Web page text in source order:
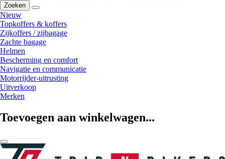
Zoeken
Nieuw
Topkoffers & koffers
Zijkoffers / zijbagage
Zachte bagage
Helmen
Bescherming en comfort
Navigatie en communicatie
Motorrijder-uitrusting
Uitverkoop
Merken
Toevoegen aan winkelwagen...